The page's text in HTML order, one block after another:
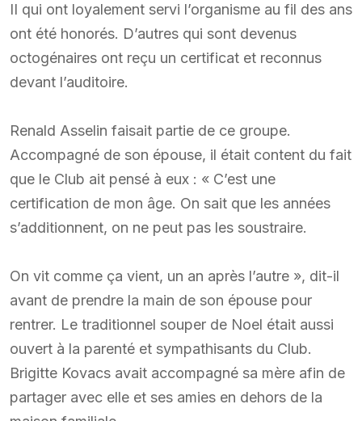
II qui ont loyalement servi l’organisme au fil des ans
ont été honorés. D’autres qui sont devenus
octogénaires ont reçu un certificat et reconnus
devant l’auditoire.
Renald Asselin faisait partie de ce groupe.
Accompagné de son épouse, il était content du fait
que le Club ait pensé à eux : « C’est une
certification de mon âge. On sait que les années
s’additionnent, on ne peut pas les soustraire.
On vit comme ça vient, un an après l’autre », dit-il
avant de prendre la main de son épouse pour
rentrer. Le traditionnel souper de Noel était aussi
ouvert à la parenté et sympathisants du Club.
Brigitte Kovacs avait accompagné sa mère afin de
partager avec elle et ses amies en dehors de la